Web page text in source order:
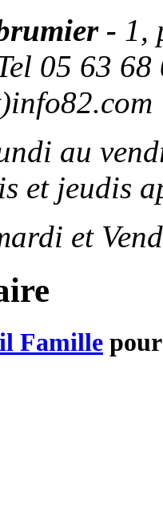
- 1,
05 63
au
et jeudis
et
Famille